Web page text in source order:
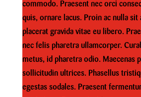
commodo. Praesent nec orci
quis, ornare lacus. Proin ac nulla sit
placerat gravida vitae eu libero.
nec felis pharetra ullamcorper.
metus, id pharetra odio. Maecenas
sollicitudin ultrices. Phasellus
egestas sodales. Praesent